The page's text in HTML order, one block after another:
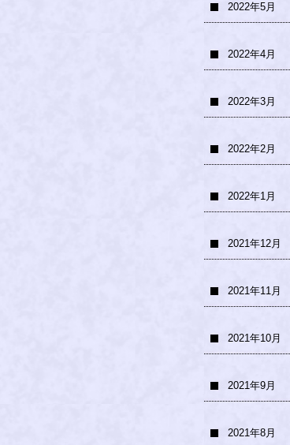
2022年5月
2022年4月
2022年3月
2022年2月
2022年1月
2021年12月
2021年11月
2021年10月
2021年9月
2021年8月